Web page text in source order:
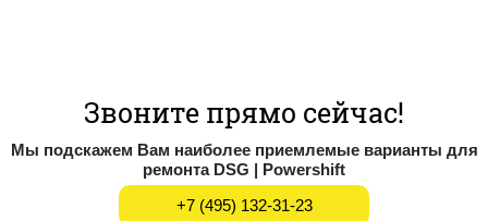
Звоните прямо сейчас!
Мы подскажем Вам наиболее приемлемые варианты для
ремонта DSG | Powershift
+7 (495) 132-31-23